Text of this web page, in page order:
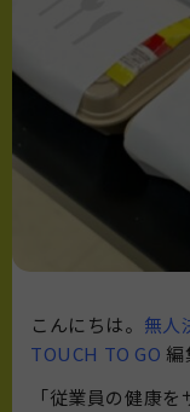
こんにちは。 無人
TOUCH TO GO 編
「従業員の健康